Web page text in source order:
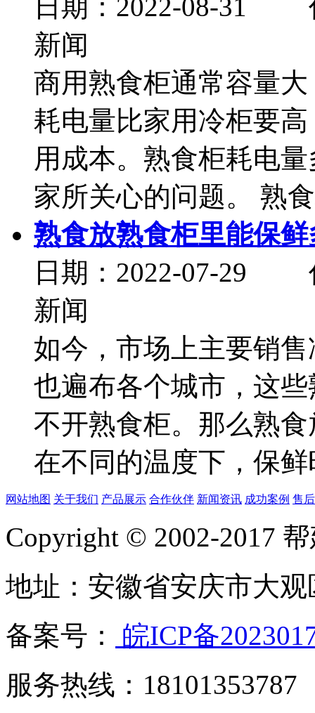
日期：2022-08-31
新闻
商用熟食柜通常容量
耗电量比家用冷柜要
用成本。熟食柜耗电
家所关心的问题。 熟
熟食放熟食柜里能保鲜
日期：2022-07-29
新闻
如今，市场上主要销
也遍布各个城市，这
不开熟食柜。那么熟
在不同的温度下，保鲜
网站地图 关于我们 产品展示 合作伙伴 新闻资讯 成功案例 售
Copyright © 2002-2017
地址：安徽省安庆市大
备案号：
皖ICP备
服务热线：18101353787